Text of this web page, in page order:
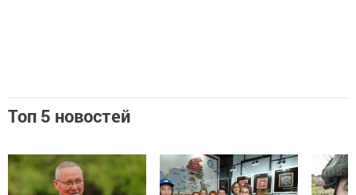
Топ 5 новостей